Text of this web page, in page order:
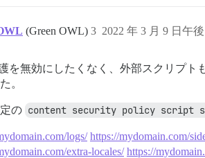
(Green OWL) 2022 年 3 月 9 日午
3
を無効にしたくなく、外部スクリプ
。
の content security policy script
logs/ https://mydomain.com/
extra-locales/ https://